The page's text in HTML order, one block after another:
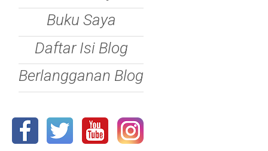
Buku Saya
Daftar Isi Blog
Berlangganan Blog